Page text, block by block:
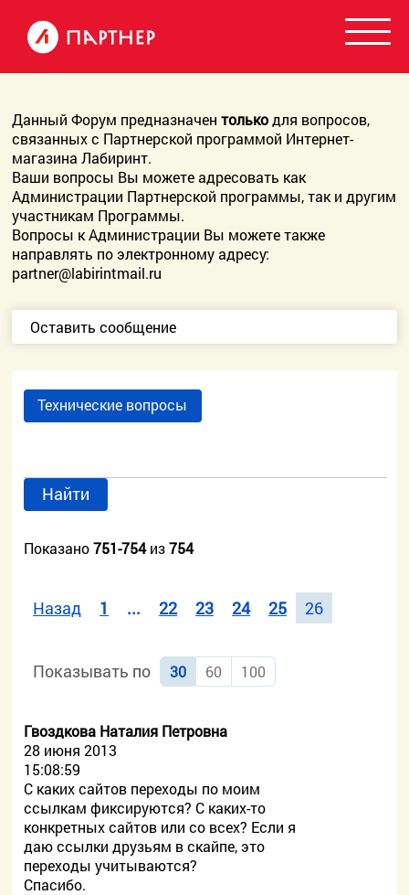
Данный Форум предназначентолькодля вопросов,
связанных с Партнерской программой Интернет-
магазина Лабиринт.
Ваши вопросы Вы можете адресовать как
Администрации Партнерской программы, так и другим
участникам Программы.
Вопросы к Администрации Вы можете также
направлять по электронному адресу:
partner@labirintmail.ru
Оставить сообщение
Технические вопросы
Найти
Показано751-754из754
Назад 1 ... 22 23 24 25 26
Показывать по 30 60 100
Гвоздкова Наталия Петровна
28 июня 2013
15:08:59
С каких сайтов переходы по моим
ссылкам фиксируются? С каких-то
конкретных сайтов или со всех? Если я
даю ссылки друзьям в скайпе, это
переходы учитываются?
Спасибо.